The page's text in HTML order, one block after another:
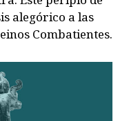
alegórico a las
Combatientes.